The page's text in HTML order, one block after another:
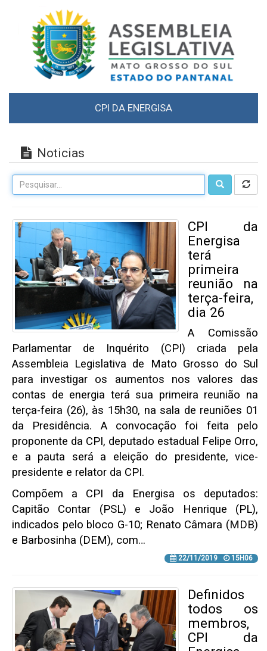
CPI DA ENERGISA
Noticias
CPI da
Energisa
terá
primeira
reunião na
terça-feira,
dia 26
A Comissão
Parlamentar de Inquérito (CPI) criada pela
Assembleia Legislativa de Mato Grosso do Sul
para investigar os aumentos nos valores das
contas de energia terá sua primeira reunião na
terça-feira (26), às 15h30, na sala de reuniões 01
da Presidência. A convocação foi feita pelo
proponente da CPI, deputado estadual Felipe Orro,
e a pauta será a eleição do presidente, vice-
presidente e relator da CPI.
Compõem a CPI da Energisa os deputados:
Capitão Contar (PSL) e João Henrique (PL),
indicados pelo bloco G-10; Renato Câmara (MDB)
e Barbosinha (DEM), com…
22/11/2019 15H06
Definidos
todos os
membros,
CPI da